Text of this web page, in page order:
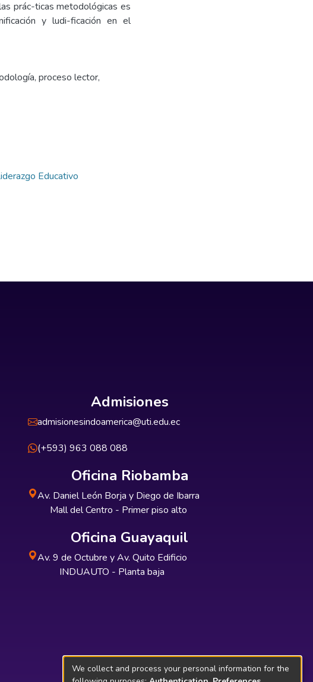
prác-ticas metodológicas es
y ludi-ficación en el
, proceso lector,
Educativo
Admisiones
admisionesindoamerica@uti.edu.ec
(+593) 963 088 088
Oficina Riobamba
Av. Daniel León Borja y Diego de Ibarra
Mall del Centro - Primer piso alto
Oficina Guayaquil
Av. 9 de Octubre y Av. Quito Edificio
INDUAUTO - Planta baja
We collect and process your personal information for the